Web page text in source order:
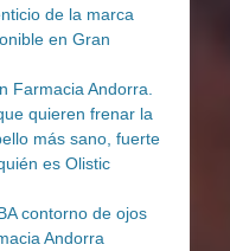
de la marca
en Gran
Farmacia Andorra.
quieren frenar la
más sano, fuerte
es Olistic
contorno de ojos
Andorra